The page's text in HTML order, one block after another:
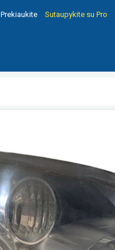
Prekiaukite Sutaupykite su Pro